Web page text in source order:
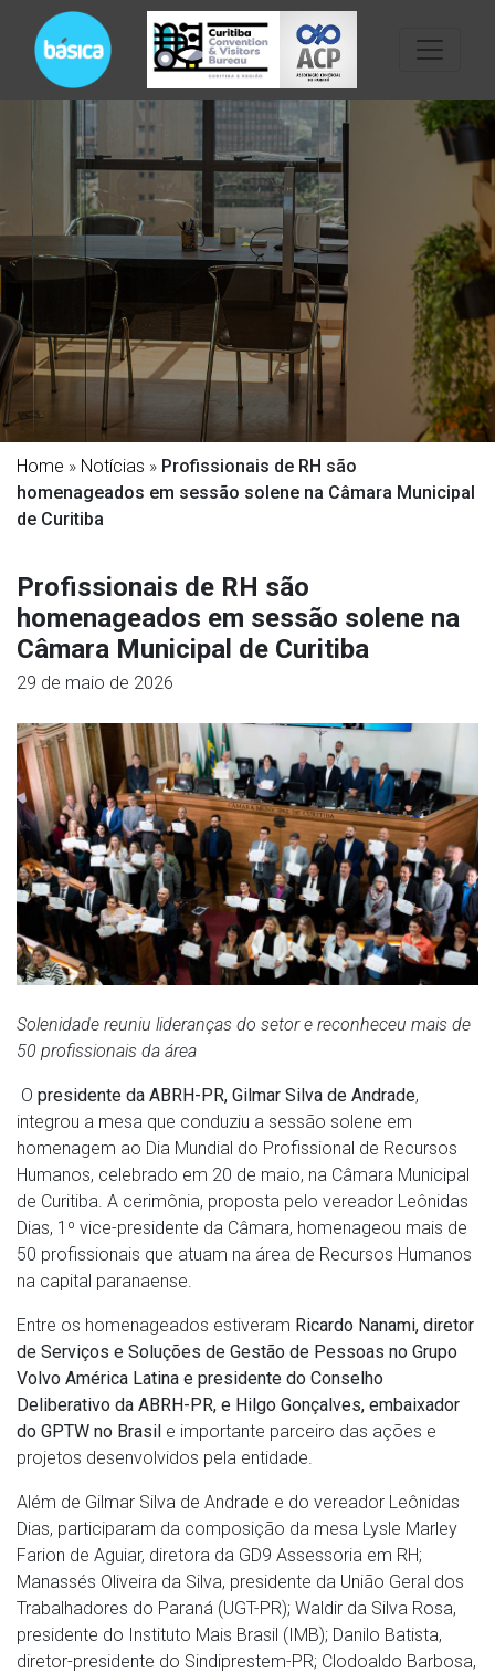
Home » Notícias » Profissionais de RH são
homenageados em sessão solene na Câmara Municipal
de Curitiba
Profissionais de RH são
homenageados em sessão solene na
Câmara Municipal de Curitiba
29 de maio de 2026
Solenidade reuniu lideranças do setor e reconheceu mais de
50 profissionais da área
O presidente da ABRH-PR, Gilmar Silva de Andrade,
integrou a mesa que conduziu a sessão solene em
homenagem ao Dia Mundial do Profissional de Recursos
Humanos, celebrado em 20 de maio, na Câmara Municipal
de Curitiba. A cerimônia, proposta pelo vereador Leônidas
Dias, 1º vice-presidente da Câmara, homenageou mais de
50 profissionais que atuam na área de Recursos Humanos
na capital paranaense.
Entre os homenageados estiveram Ricardo Nanami, diretor
de Serviços e Soluções de Gestão de Pessoas no Grupo
Volvo América Latina e presidente do Conselho
Deliberativo da ABRH-PR, e Hilgo Gonçalves, embaixador
do GPTW no Brasil e importante parceiro das ações e
projetos desenvolvidos pela entidade.
Além de Gilmar Silva de Andrade e do vereador Leônidas
Dias, participaram da composição da mesa Lysle Marley
Farion de Aguiar, diretora da GD9 Assessoria em RH;
Manassés Oliveira da Silva, presidente da União Geral dos
Trabalhadores do Paraná (UGT-PR); Waldir da Silva Rosa,
presidente do Instituto Mais Brasil (IMB); Danilo Batista,
diretor-presidente do Sindiprestem-PR; Clodoaldo Barbosa,